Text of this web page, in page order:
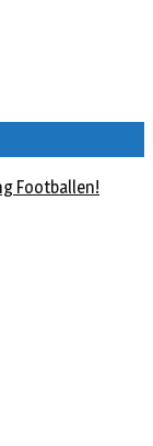
Footballen!